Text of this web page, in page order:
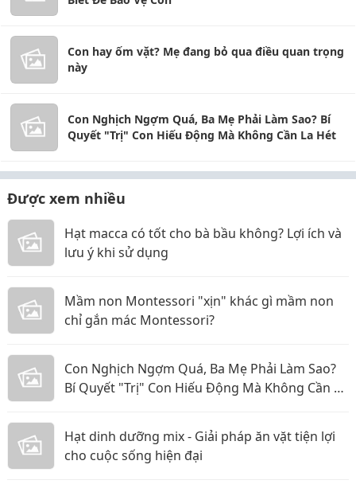
Con hay ốm vặt? Mẹ đang bỏ qua điều quan trọng
này
Con Nghịch Ngợm Quá, Ba Mẹ Phải Làm Sao? Bí
Quyết "Trị" Con Hiếu Động Mà Không Cần La Hét
Được xem nhiều
Hạt macca có tốt cho bà bầu không? Lợi ích và
lưu ý khi sử dụng
Mầm non Montessori "xịn" khác gì mầm non
chỉ gắn mác Montessori?
Con Nghịch Ngợm Quá, Ba Mẹ Phải Làm Sao?
Bí Quyết "Trị" Con Hiếu Động Mà Không Cần La
Hạt dinh dưỡng mix - Giải pháp ăn vặt tiện lợi
cho cuộc sống hiện đại